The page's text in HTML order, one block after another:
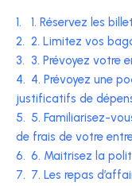
1.
1. Réservez les
2. 2. Limitez vos
3. 3. Prévoyez votre
4. 4. Prévoyez une
justificatifs de
5. 5. Familiarisez-
de frais de votre
6. 6. Maitrisez la
7. 7. Les repas